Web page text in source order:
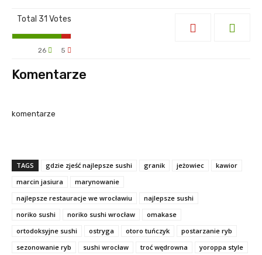
Total 31 Votes
5
26
Komentarze
komentarze
TAGS gdzie zjeść najlepsze sushi granik jeżowiec
kawior
marcin jasiura
marynowanie
najlepsze restauracje we wrocławiu
najlepsze sushi
noriko sushi
noriko sushi wrocław
omakase
ortodoksyjne sushi
ostryga otoro tuńczyk
postarzanie ryb
sezonowanie ryb
sushi wrocław troć wędrowna yoroppa style